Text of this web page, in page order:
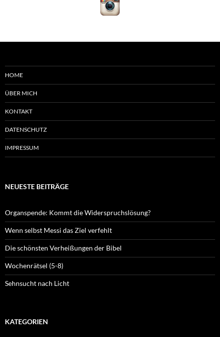
HOME
ÜBER MICH
KONTAKT
DATENSCHUTZ
IMPRESSUM
NEUESTE BEITRÄGE
Organspende: Kommt die Widerspruchslösung?
Wenn selbst Messi das Ziel verfehlt
Die schönsten Verheißungen der Bibel
Wochenrätsel (5-8)
Sehnsucht nach Licht
KATEGORIEN